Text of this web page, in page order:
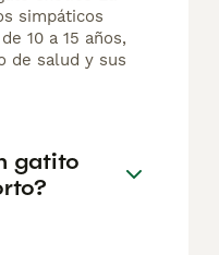
simpáticos
10 a 15 años,
de salud y sus
gatito